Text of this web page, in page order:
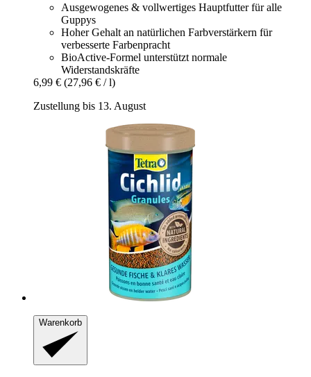
Ausgewogenes & vollwertiges Hauptfutter für alle
Guppys
Hoher Gehalt an natürlichen Farbverstärkern für
verbesserte Farbenpracht
BioActive-Formel unterstützt normale
Widerstandskräfte
6,99 € (27,96 € / l)
Zustellung bis 13. August
Warenkorb